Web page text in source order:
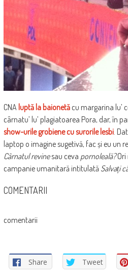
CNA luptă la baionetăcu margarina lu’
cârnatu’ lu’ plagiatoarea Pora, dar, în
show-urile grobiene cu surorile lesbi.
laptop o imagine sugetivă, fac și eu un
Cârnatul revinesau ceva pornoleală?Ori
campanie umanitară intitulată Salvați
COMENTARII
comentarii
Share Tweet